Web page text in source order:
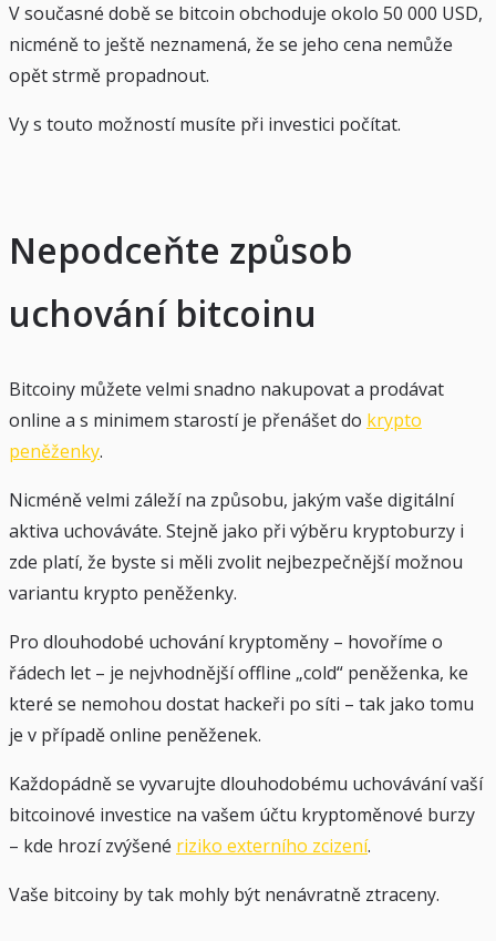
V současné době se bitcoin obchoduje okolo 50 000 USD,
nicméně to ještě neznamená, že se jeho cena nemůže
opět strmě propadnout.
Vy s touto možností musíte při investici počítat.
Nepodceňte způsob
uchování bitcoinu
Bitcoiny můžete velmi snadno nakupovat a prodávat
online a s minimem starostí je přenášet do krypto
peněženky.
Nicméně velmi záleží na způsobu, jakým vaše digitální
aktiva uchováváte. Stejně jako při výběru kryptoburzy i
zde platí, že byste si měli zvolit nejbezpečnější možnou
variantu krypto peněženky.
Pro dlouhodobé uchování kryptoměny – hovoříme o
řádech let – je nejvhodnější offline „cold“ peněženka, ke
které se nemohou dostat hackeři po síti – tak jako tomu
je v případě online peněženek.
Každopádně se vyvarujte dlouhodobému uchovávání vaší
bitcoinové investice na vašem účtu kryptoměnové burzy
– kde hrozí zvýšené riziko externího zcizení.
Vaše bitcoiny by tak mohly být nenávratně ztraceny.